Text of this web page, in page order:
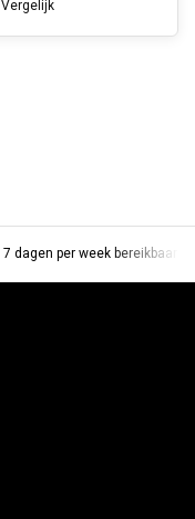
Vergelijk
7 dagen per week bereikbaar